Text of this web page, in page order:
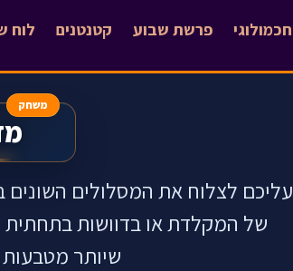
לוח קטנטנים פרשת שבוע חכמולוגי
משחק
עליכם לצלוח את המסלולים
של המקלדת או בדוושות בתחתית
שיותר